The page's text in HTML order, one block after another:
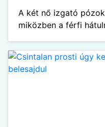
A két nő izgató
miközben a férfi